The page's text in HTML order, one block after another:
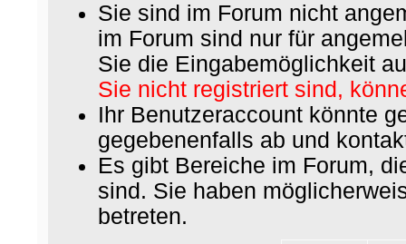
Sie sind im Forum nicht
im Forum sind nur für
Sie die Eingabemöglichkeit
Sie nicht registriert sind,
Ihr Benutzeraccount könnte
gegebenenfalls ab und
Es gibt Bereiche im Forum,
sind. Sie haben
betreten.